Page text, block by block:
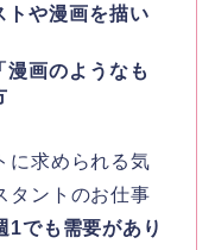
トや漫画を描い
画のようなも
に求められる気
タントのお仕事
1でも需要があり